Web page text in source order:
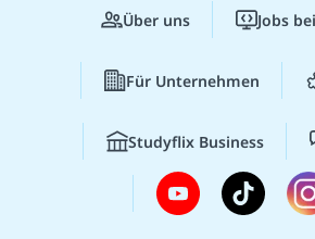
Über uns Jobs
Für Unternehmen
Studyflix Business